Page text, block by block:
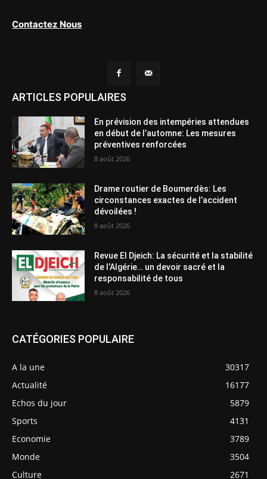
Contactez Nous
ARTICLES POPULAIRES
En prévision des intempéries attendues
en début de l’automne: Les mesures
préventives renforcées
8 août 2026
Drame routier de Boumerdès: Les
circonstances exactes de l’accident
dévoilées !
8 août 2026
Revue El Djeich: La sécurité et la stabilité
de l’Algérie… un devoir sacré et la
responsabilité de tous
8 août 2026
CATÉGORIES POPULAIRE
A la une
30317
Actualité
16177
Echos du jour
5879
Sports
4131
Economie
3789
Monde
3504
Culture
2671